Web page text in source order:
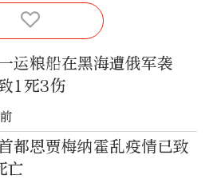
运粮船在黑海遭俄军袭
1死3伤
都恩贾梅纳霍乱疫情已致
亡